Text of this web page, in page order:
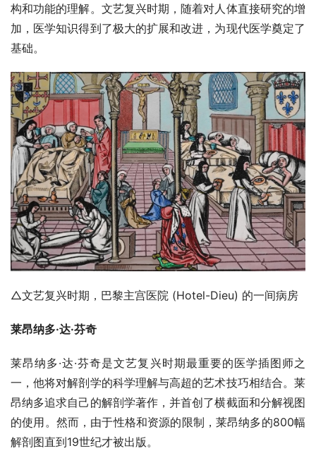
构和功能的理解。文艺复兴时期，随着对人体直接研究的增
加，医学知识得到了极大的扩展和改进，为现代医学奠定了
基础。
△文艺复兴时期，巴黎主宫医院 (Hotel-Dieu) 的一间病房
莱昂纳多·达·芬奇
莱昂纳多·达·芬奇是文艺复兴时期最重要的医学插图师之
一，他将对解剖学的科学理解与高超的艺术技巧相结合。莱
昂纳多追求自己的解剖学著作，并首创了横截面和分解视图
的使用。然而，由于性格和资源的限制，莱昂纳多的800幅
解剖图直到19世纪才被出版。